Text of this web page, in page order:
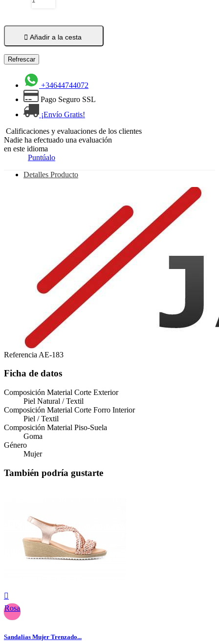
 Añadir a la cesta
+34644744072
Pago Seguro SSL
¡Envío Gratis!
Calificaciones y evaluaciones de los clientes
Nadie ha efectuado una evaluación
en este idioma
Puntúalo
Detalles Producto
Referencia AE-183
Ficha de datos
Composición Material Corte Exterior
Piel Natural / Textil
Composición Material Corte Forro Interior
Piel / Textil
Composición Material Piso-Suela
Goma
Género
Mujer
También podría gustarte

Rosa
Sandalias Mujer Trenzado...